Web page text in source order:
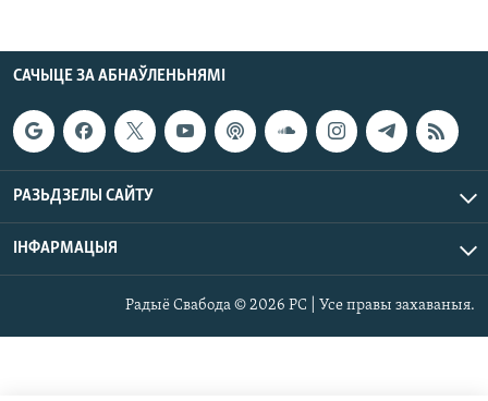
САЧЫЦЕ ЗА АБНАЎЛЕНЬНЯМІ
РАЗЬДЗЕЛЫ САЙТУ
ІНФАРМАЦЫЯ
Радыё Свабода © 2026 РС | Усе правы захаваныя.